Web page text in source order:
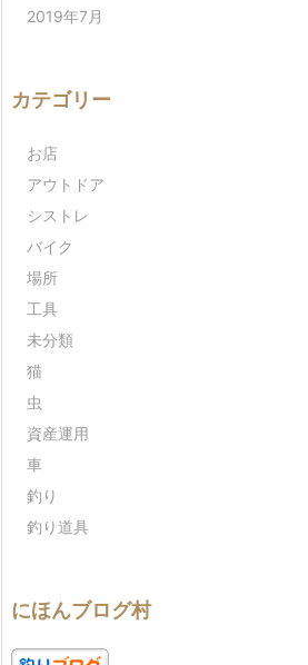
2019年7月
カテゴリー
お店
アウトドア
シストレ
バイク
場所
工具
未分類
猫
虫
資産運用
車
釣り
釣り道具
にほんブログ村